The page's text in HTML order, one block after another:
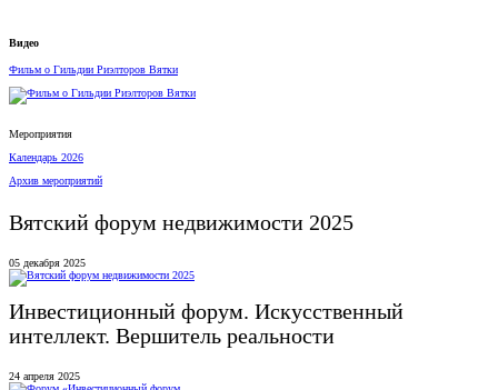
Видео
Фильм о Гильдии Риэлторов Вятки
Мероприятия
Календарь 2026
Архив мероприятий
Вятский форум недвижимости 2025
05 декабря 2025
Инвестиционный форум. Искусственный
интеллект. Вершитель реальности
24 апреля 2025